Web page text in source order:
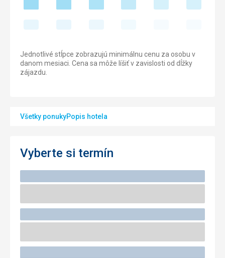
Jednotlivé stĺpce zobrazujú minimálnu cenu za osobu v
danom mesiaci. Cena sa môže líšiť v zavislosti od dĺžky
zájazdu.
Všetky ponukyPopis hotela
Vyberte si termín